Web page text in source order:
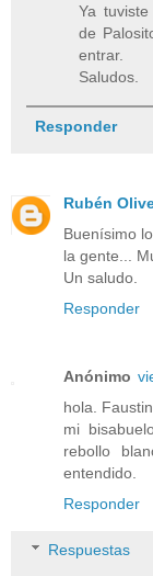
Ya
de
entrar.
Saludos.
Responder
Rubén
Buenísimo
la gente...
Un saludo.
Responder
Anónimo
hola.
mi
rebollo
entendido.
Responder
Respuestas